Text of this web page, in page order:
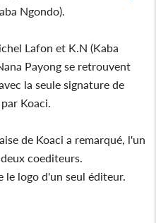
Ngondo).
Lafon et K.N (Kaba
Payong se retrouvent
la seule signature de
Koaci.
de Koaci a remarqué, l'un
coediteurs.
le logo d'un seul éditeur.